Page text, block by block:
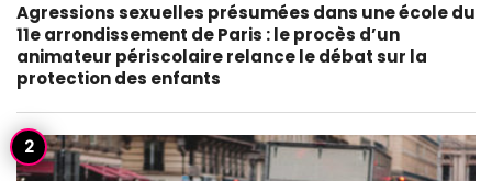
Agressions sexuelles présumées dans une école du
11e arrondissement de Paris : le procès d’un
animateur périscolaire relance le débat sur la
protection des enfants